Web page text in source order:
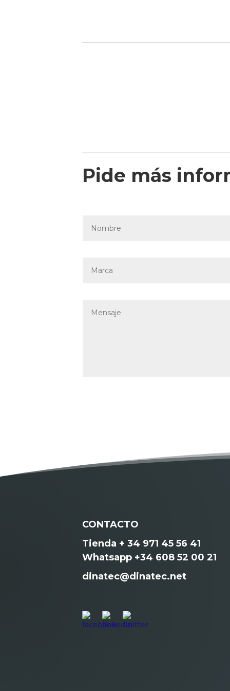
Pide más
CONTACTO
Tienda + 34 971 45 56 41
Whatsapp +34 608 52 00 21
dinatec@dinatec.net